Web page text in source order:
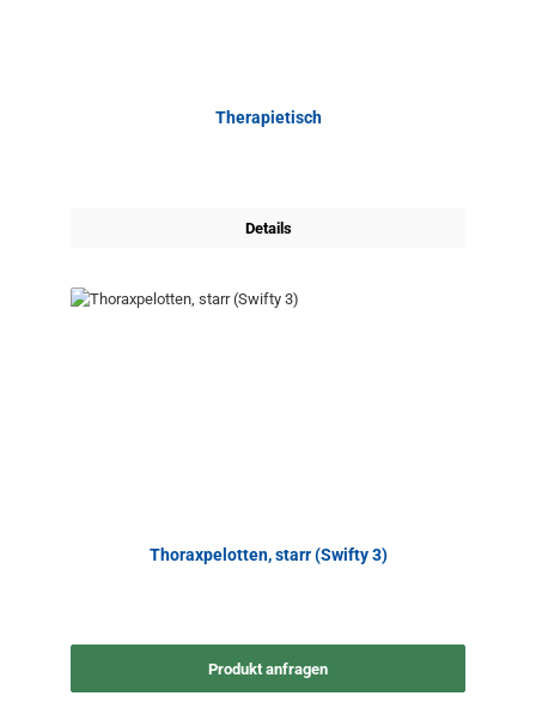
Therapietisch
Details
Thoraxpelotten, starr (Swifty 3)
Produkt anfragen